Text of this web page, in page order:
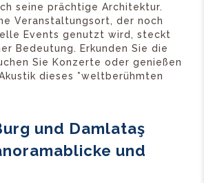
seine prächtige Architektur.
Veranstaltungsort, der noch
Events genutzt wird, steckt
Bedeutung. Erkunden Sie die
Sie Konzerte oder genießen
dieses *weltberühmten
und Damlataş
und